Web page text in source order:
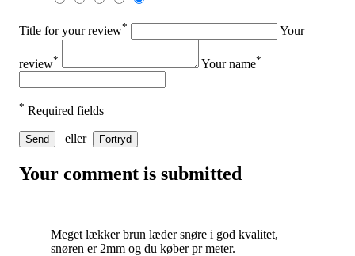
Title for your review* Your
review* Your name*
* Required fields
Send eller Fortryd
Your comment is submitted
Meget lækker brun læder snøre i god kvalitet,
snøren er 2mm og du køber pr meter.